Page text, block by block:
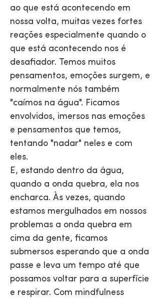
ao que está acontecendo em
nossa volta, muitas vezes fortes
reações especialmente quando o
que está acontecendo nos é
desafiador. Temos muitos
pensamentos, emoções surgem, e
normalmente nós também
"caímos na água". Ficamos
envolvidos, imersos nas emoções
e pensamentos que temos,
tentando "nadar" neles e com
eles.
E, estando dentro da água,
quando a onda quebra, ela nos
encharca. Às vezes, quando
estamos mergulhados em nossos
problemas a onda quebra em
cima da gente, ficamos
submersos esperando que a onda
passe e leva um tempo até que
possamos voltar para a superfície
e respirar. Com mindfulness